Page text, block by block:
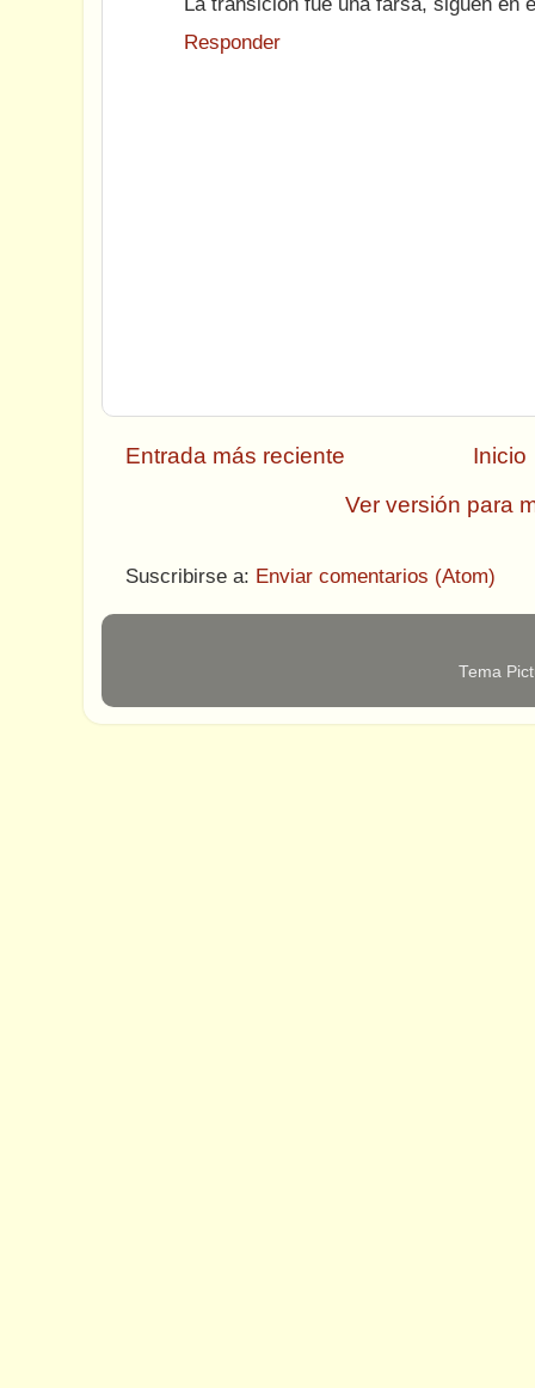
Responder
Entrada más reciente
Inicio
Ver versión para
Suscribirse a: Enviar comentarios (Atom)
Tema